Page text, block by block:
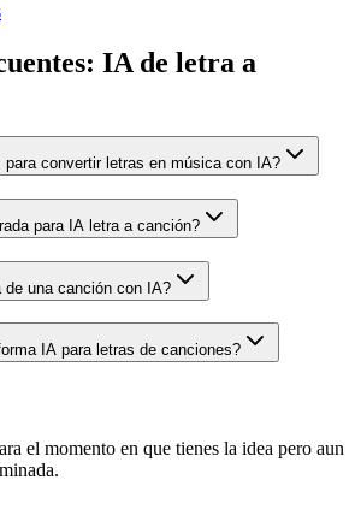
IA de letra a
convertir letras en música con IA?
para IA letra a canción?
una canción con IA?
IA para letras de canciones?
el momento en que tienes la idea pero aun